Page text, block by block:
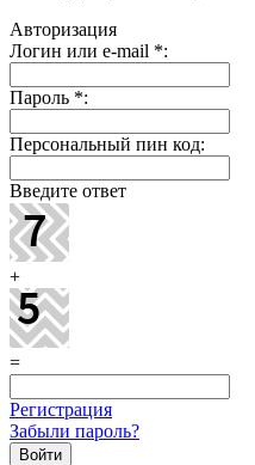
Авторизация
Логин или e-mail *:
Пароль *:
Персональный пин код:
Введите ответ
+
=
Регистрация
Забыли пароль?